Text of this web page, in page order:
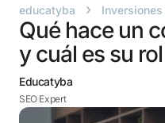
educatyba › Inversiones
Qué hace un
y cuál es su
Educatyba
SEO Expert